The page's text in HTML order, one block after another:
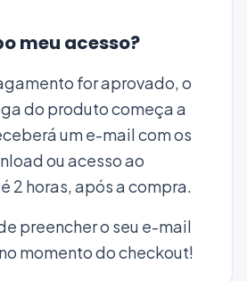
meu acesso?
for aprovado, o
do produto começa a
um e-mail com os
ou acesso ao
2 horas, após a compra.
preencher o seu e-mail
momento do checkout!